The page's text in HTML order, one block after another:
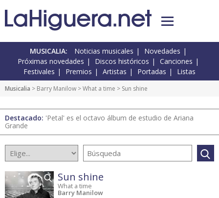
MUSICALIA: Noticias musicales
Novedades
Próximas novedades
Discos históricos
Canciones
Festivales
Premios Artistas Portadas Listas
Musicalia > Barry Manilow >What a time > Sun shine
Destacado: 'Petal' es el octavo álbum de estudio de Ariana
Grande
Sun shine
What a time
Barry Manilow